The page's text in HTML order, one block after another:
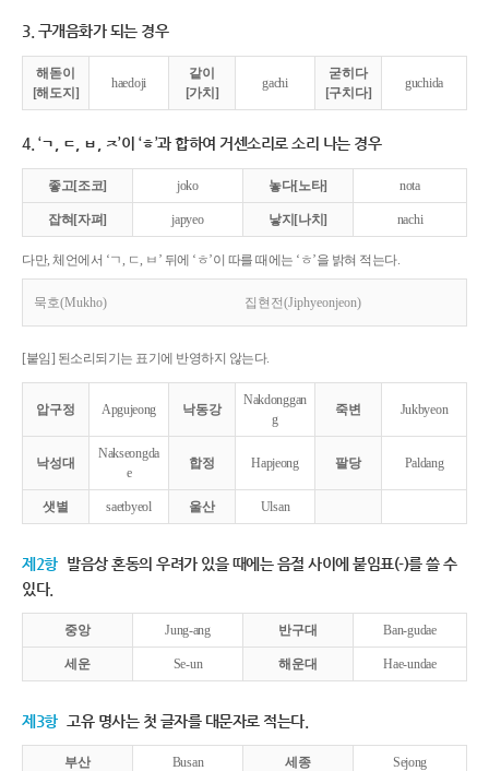
3. 구개음화가 되는 경우
해돋이
[해도지]
haedoji
같이
[가치]
gachi
굳히다
[구치다]
guchida
4. ‘ㄱ, ㄷ, ㅂ, ㅈ’이 ‘ㅎ’과 합하여 거센소리로 소리 나는 경우
좋고[조코] joko 놓다[노타] nota
잡혀[자펴] japyeo 낳지[나치] nachi
다만, 체언에서 ‘ㄱ, ㄷ, ㅂ’ 뒤에 ‘ㅎ’이 따를 때에는 ‘ㅎ’을 밝혀 적는다.
묵호(Mukho) 집현전(Jiphyeonjeon)
[붙임] 된소리되기는 표기에 반영하지 않는다.
압구정 Apgujeong 낙동강
Nakdonggan
g
죽변 Jukbyeon
낙성대
Nakseongda
e
합정 Hapjeong 팔당 Paldang
샛별 saetbyeol 울산 Ulsan
제2항 발음상 혼동의 우려가 있을 때에는 음절 사이에 붙임표(-)를 쓸 수
있다.
중앙 Jung-ang 반구대 Ban-gudae
세운 Se-un 해운대 Hae-undae
제3항 고유 명사는 첫 글자를 대문자로 적는다.
부산 Busan 세종 Sejong